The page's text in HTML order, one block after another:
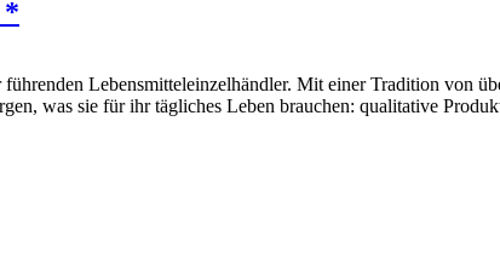
*
Lebensmitteleinzelhändler. Mit einer Tradition von
was sie für ihr tägliches Leben brauchen: qualitative